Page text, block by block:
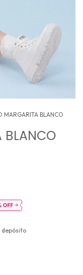
MARGARITA BLANCO
BLANCO
depósito